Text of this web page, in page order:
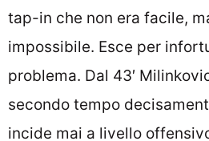
tap-in che non era facile,
impossibile. Esce per
problema. Dal 43′
secondo tempo
incide mai a livello